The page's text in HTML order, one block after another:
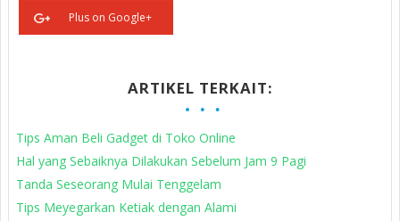
Plus on Google+
ARTIKEL TERKAIT:
Tips Aman Beli Gadget di Toko Online
Hal yang Sebaiknya Dilakukan Sebelum Jam 9 Pagi
Tanda Seseorang Mulai Tenggelam
Tips Meyegarkan Ketiak dengan Alami